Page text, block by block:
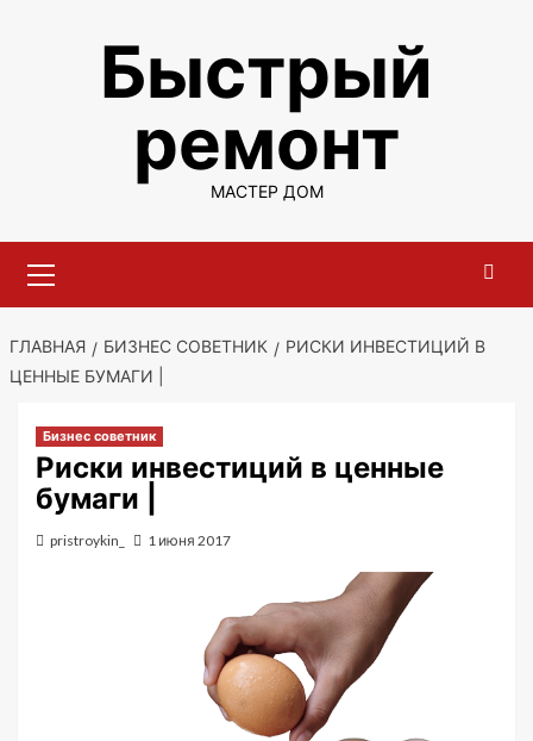
содержимомуБыстрый
ремонт
МАСТЕР ДОМ
меню
ГЛАВНАЯ БИЗНЕС СОВЕТНИК
РИСКИ ИНВЕСТИЦИЙ В
ЦЕННЫЕ БУМАГИ |
Бизнес советник
Риски инвестиций в ценные
бумаги |
pristroykin_ 1 июня 2017